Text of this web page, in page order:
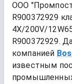
ООО
R900372929
4X/200V/
R900372929.
компанией
известным